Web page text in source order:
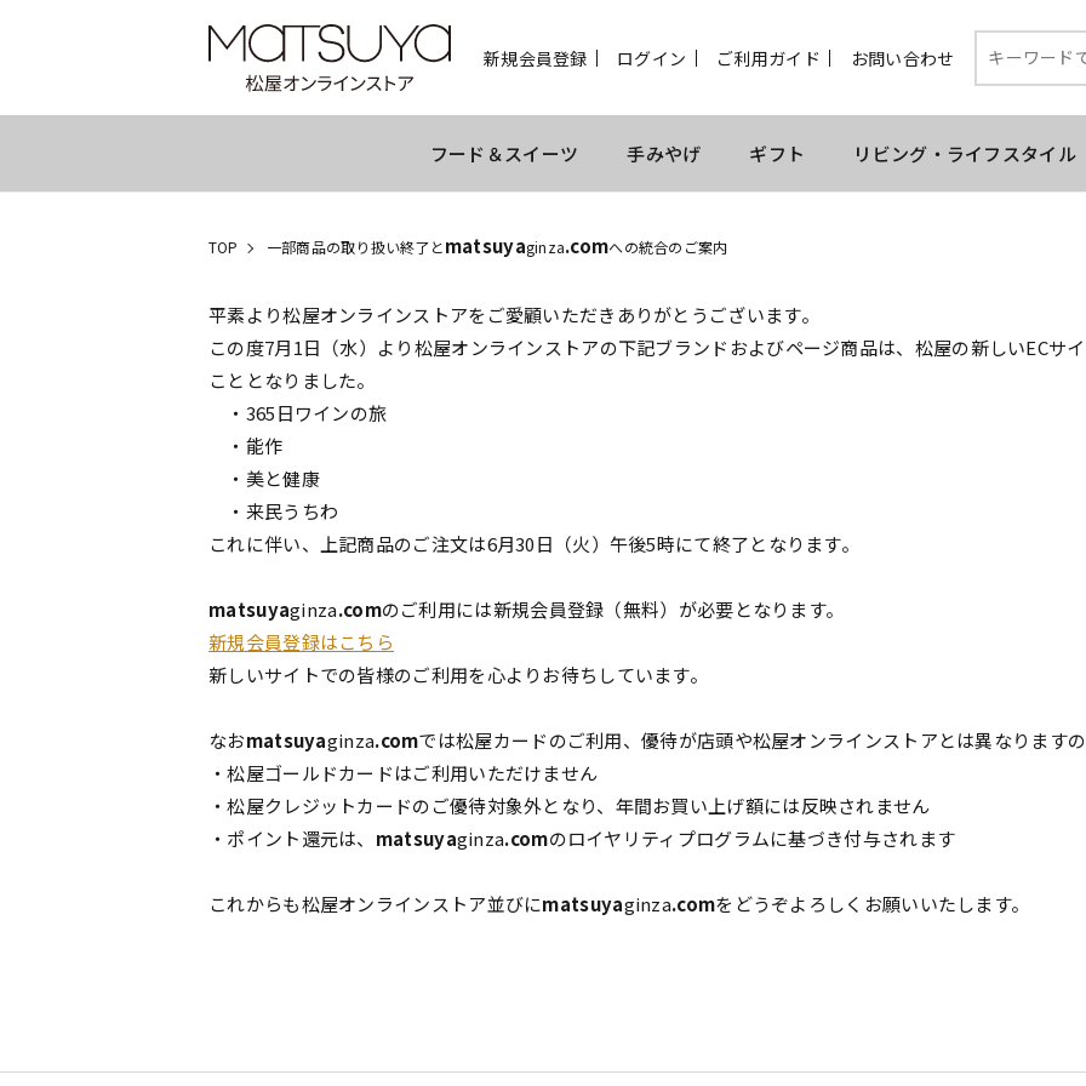
新規会員登録 ログイン ご利用ガイド お問い合わせ
フード＆スイーツ 手みやげ ギフト リビング・ライフスタイル
TOP 一部商品の取り扱い終了とmatsuyaginza.comへの統合のご案内
平素より松屋オンラインストアをご愛顧いただきありがとうございます。
この度7月1日（水）より松屋オンラインストアの下記ブランドおよびページ商品は、松屋の新しいECサ
こととなりました。
・365日ワインの旅
・能作
・美と健康
・来民うちわ
これに伴い、上記商品のご注文は6月30日（火）午後5時にて終了となります。
matsuyaginza.comのご利用には新規会員登録（無料）が必要となります。
新規会員登録はこちら
新しいサイトでの皆様のご利用を心よりお待ちしています。
なおmatsuyaginza.comでは松屋カードのご利用、優待が店頭や松屋オンラインストアとは異なりますの
・松屋ゴールドカードはご利用いただけません
・松屋クレジットカードのご優待対象外となり、年間お買い上げ額には反映されません
・ポイント還元は、 matsuyaginza.comのロイヤリティプログラムに基づき付与されます
これからも松屋オンラインストア並びにmatsuyaginza.comをどうぞよろしくお願いいたします。